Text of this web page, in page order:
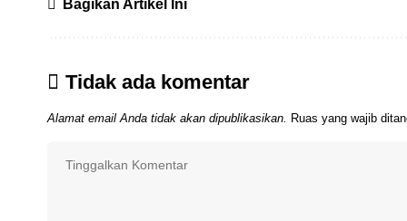
Bagikan Artikel Ini
Tidak ada komentar
Alamat email Anda tidak akan dipublikasikan. Ruas yang wajib